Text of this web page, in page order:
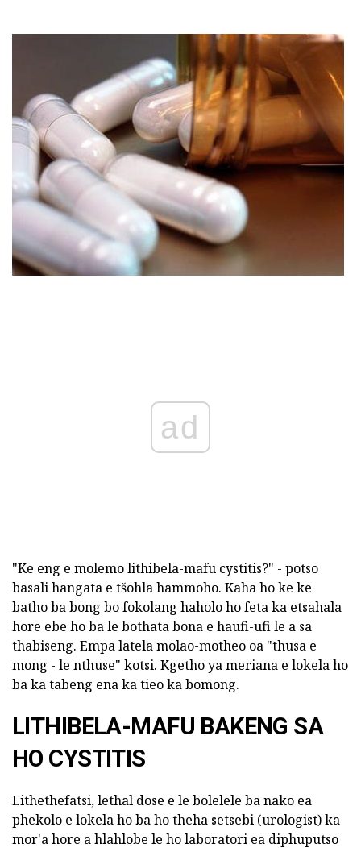
ad
"Ke eng e molemo lithibela-mafu cystitis?" - potso
basali hangata e tšohla hammoho. Kaha ho ke ke
batho ba bong bo fokolang haholo ho feta ka etsahala
hore ebe ho ba le bothata bona e haufi-ufi le a sa
thabiseng. Empa latela molao-motheo oa "thusa e
mong - le nthuse" kotsi. Kgetho ya meriana e lokela ho
ba ka tabeng ena ka tieo ka bomong.
LITHIBELA-MAFU BAKENG SA
HO CYSTITIS
Lithethefatsi, lethal dose e le bolelele ba nako ea
phekolo e lokela ho ba ho theha setsebi (urologist) ka
mor'a hore a hlahlobe le ho laboratori ea diphuputso